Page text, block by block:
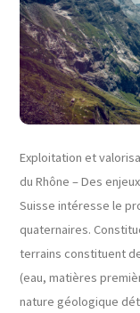
Exploitation et
du Rhône – Des
Suisse intéresse le
quaternaires.
terrains constituent
(eau, matières
nature géologique